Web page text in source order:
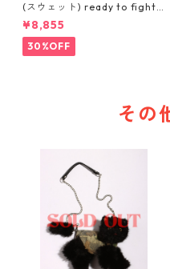
(スウェット) ready to fight
(WHITE)
¥8,855
30%OFF
その